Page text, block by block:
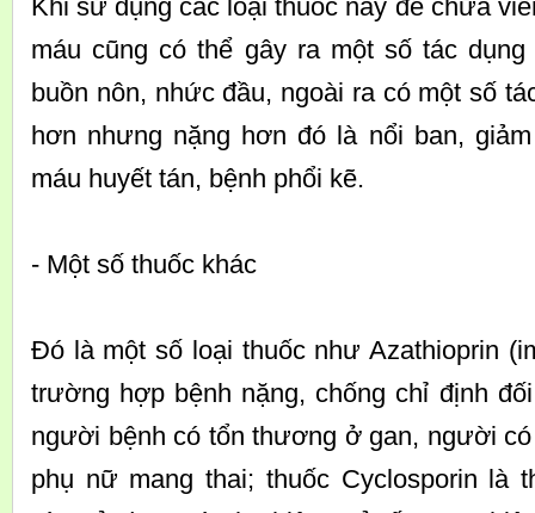
Khi sử dụng các loại thuốc này để chữa
máu cũng có thể gây ra một số tác
buồn nôn, nhức đầu, ngoài ra có một số
hơn nhưng nặng hơn đó là nổi ban,
máu huyết tán, bệnh phổi kẽ.
- Một số thuốc khác
Đó là một số loại thuốc như Azathioprin
trường hợp bệnh nặng, chống chỉ định
người bệnh có tổn thương ở gan, người
phụ nữ mang thai; thuốc Cyclosporin là